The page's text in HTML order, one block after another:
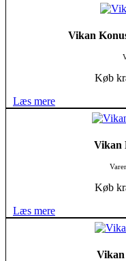
Vikan
Køb
Læs mere
Vikan
Køb
Læs mere
Vikan